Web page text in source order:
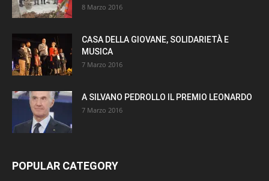
8 Marzo 2016
CASA DELLA GIOVANE, SOLIDARIETÀ E
MUSICA
7 Marzo 2016
A SILVANO PEDROLLO IL PREMIO LEONARDO
7 Marzo 2016
POPULAR CATEGORY